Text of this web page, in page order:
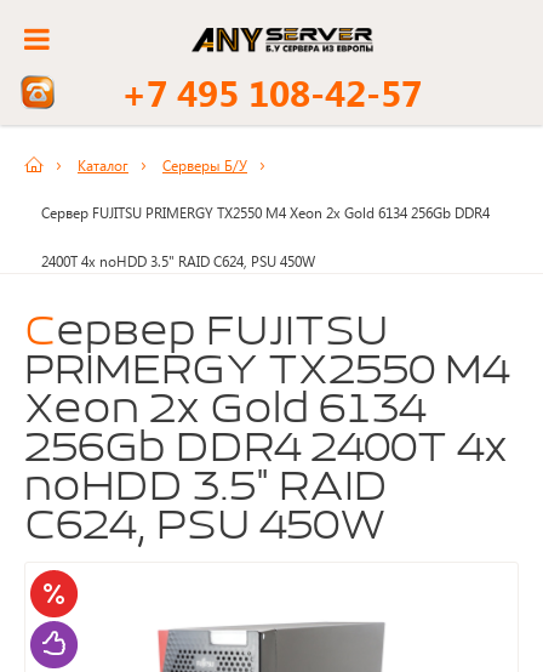
+7 495 108-42-57
Каталог Серверы Б/У
Сервер FUJITSU PRIMERGY TX2550 M4 Xeon 2x Gold 6134 256Gb DDR4
2400T 4x noHDD 3.5" RAID C624, PSU 450W
Сервер FUJITSU
PRIMERGY TX2550 M4
Xeon 2x Gold 6134
256Gb DDR4 2400T 4x
noHDD 3.5" RAID
C624, PSU 450W